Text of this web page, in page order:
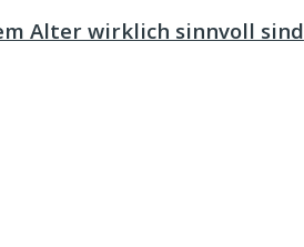
Alter wirklich sinnvoll sind